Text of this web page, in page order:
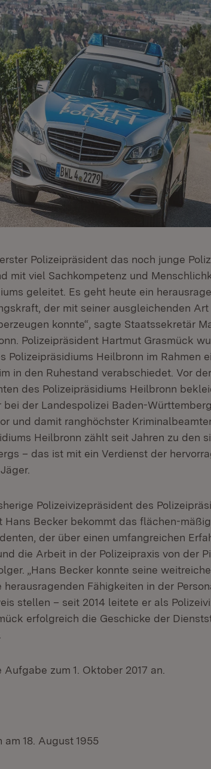
Polizeipräsident das noch junge
mit viel Sachkompetenz und
geleitet. Es geht heute ein
der mit seiner ausgleichenden Art
konnte“, sagte Staatssekretär
Polizeipräsident Hartmut Grasmück
Polizeipräsidiums Heilbronn im Rahmen
in den Ruhestand verabschiedet. Vor
des Polizeipräsidiums Heilbronn
bei der Landespolizei Baden-
und damit ranghöchster
Heilbronn zählt seit Jahren zu den
– das ist mit ein Verdienst der
Polizeivizepräsident des
Hans Becker bekommt das flächen-
der über einen umfangreichen
die Arbeit in der Polizeipraxis von der
„Hans Becker konnte seine
Fähigkeiten in der
stellen – seit 2014 leitete er als
erfolgreich die Geschicke der
zum 1. Oktober 2017 an.
18. August 1955